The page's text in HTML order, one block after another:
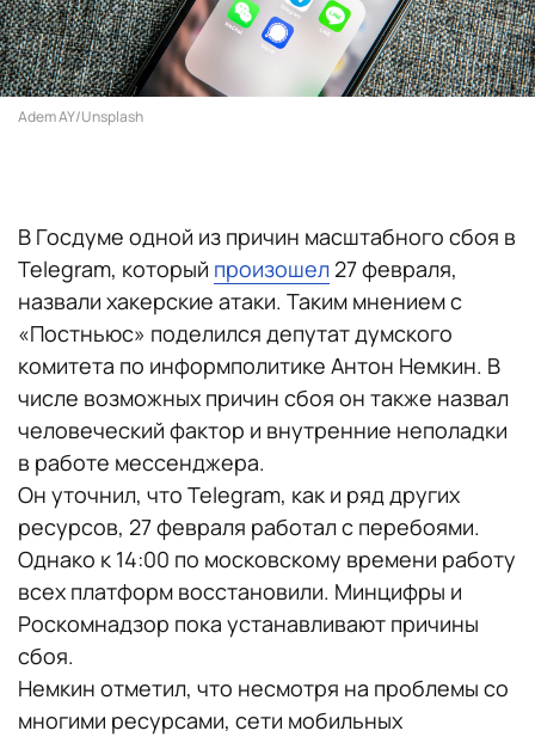
Adem AY/Unsplash
В Госдуме одной из причин масштабного сбоя в
Telegram, который произошел 27 февраля,
назвали хакерские атаки. Таким мнением с
«Постньюс» поделился депутат думского
комитета по информполитике Антон Немкин. В
числе возможных причин сбоя он также назвал
человеческий фактор и внутренние неполадки
в работе мессенджера.
Он уточнил, что Telegram, как и ряд других
ресурсов, 27 февраля работал с перебоями.
Однако к 14:00 по московскому времени работу
всех платформ восстановили. Минцифры и
Роскомнадзор пока устанавливают причины
сбоя.
Немкин отметил, что несмотря на проблемы со
многими ресурсами, сети мобильных